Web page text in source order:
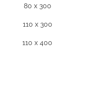
80 x 300
110 x 300
110 x 400